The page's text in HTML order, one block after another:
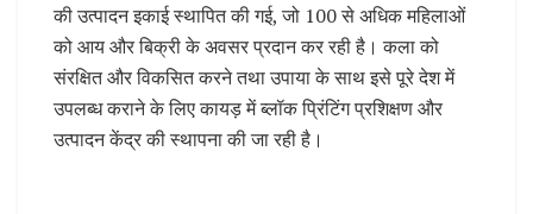
की उत्पादन इकाई स्थापित की गई, जो 100 से अधिक महिलाओं
को आय और बिक्री के अवसर प्रदान कर रही है। कला को
संरक्षित और विकसित करने तथा उपाया के साथ इसे पूरे देश में
उपलब्ध कराने के लिए कायड़ में ब्लॉक प्रिंटिंग प्रशिक्षण और
उत्पादन केंद्र की स्थापना की जा रही है।